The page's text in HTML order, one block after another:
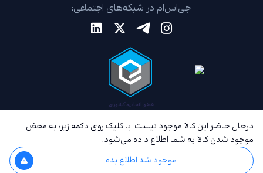
درحال حاضر این کالا موجود نیست. با کلیک روی دکمه زیر، به محض
موجود شدن کالا به شما اطلاع داده می‌شود.
موجود شد اطلاع بده
جی‌اس‌ام در شبکه‌های اجتماعی: